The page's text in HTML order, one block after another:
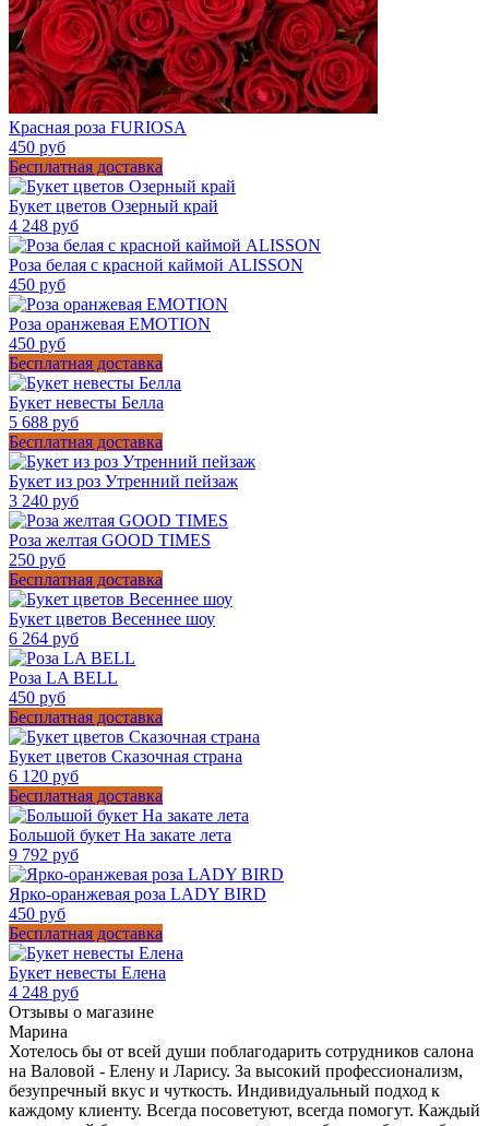
Красная роза FURIOSA
450 руб
Бесплатная доставка
Букет цветов Озерный край
4 248 руб
Роза белая с красной каймой ALISSON
450 руб
Роза оранжевая EMOTION
450 руб
Бесплатная доставка
Букет невесты Белла
5 688 руб
Бесплатная доставка
Букет из роз Утренний пейзаж
3 240 руб
Роза желтая GOOD TIMES
250 руб
Бесплатная доставка
Букет цветов Весеннее шоу
6 264 руб
Роза LA BELL
450 руб
Бесплатная доставка
Букет цветов Сказочная страна
6 120 руб
Бесплатная доставка
Большой букет На закате лета
9 792 руб
Ярко-оранжевая роза LADY BIRD
450 руб
Бесплатная доставка
Букет невесты Елена
4 248 руб
Отзывы о магазине
Марина
Хотелось бы от всей души поблагодарить сотрудников салона
на Валовой - Елену и Ларису. За высокий профессионализм,
безупречный вкус и чуткость. Индивидуальный подход к
каждому клиенту. Всегда посоветуют, всегда помогут. Каждый